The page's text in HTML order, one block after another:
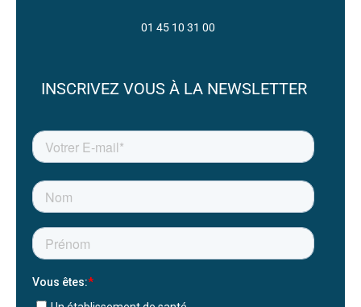
01 45 10 31 00
INSCRIVEZ VOUS À LA NEWSLETTER